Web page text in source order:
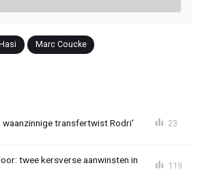
Marc Coucke
waanzinnige transfertwist Rodri' 23
twee kersverse aanwinsten in
119